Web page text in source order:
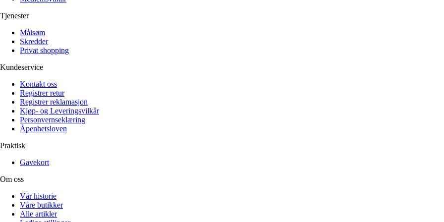
Tjenester
Målsøm
Skredder
Privat shopping
Kundeservice
Kontakt oss
Registrer retur
Registrer reklamasjon
Kjøp- og Leveringsvilkår
Personvernseklæring
Åpenhetsloven
Praktisk
Gavekort
Om oss
Vår historie
Våre butikker
Alle artikler